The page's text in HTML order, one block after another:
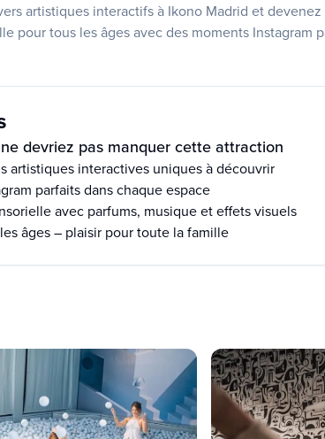
artistiques interactifs à Ikono Madrid et
pour tous les âges avec des moments Instagram
devriez pas manquer cette attraction
artistiques interactives uniques à découvrir
parfaits dans chaque espace
avec parfums, musique et effets visuels
âges – plaisir pour toute la famille